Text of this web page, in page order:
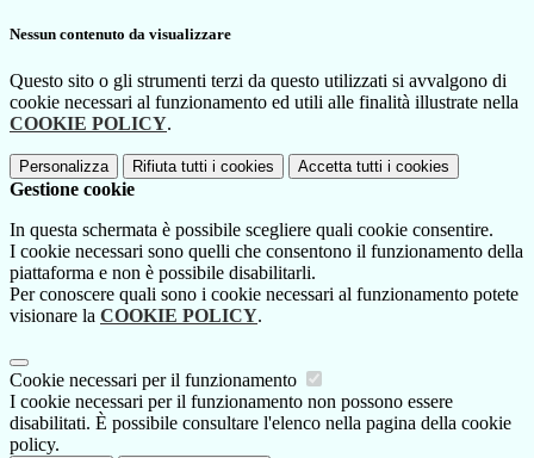
Nessun contenuto da visualizzare
Questo sito o gli strumenti terzi da questo utilizzati si avvalgono di
cookie necessari al funzionamento ed utili alle finalità illustrate nella
COOKIE POLICY.
Personalizza Rifiuta tutti i cookies Accetta tutti i cookies
Gestione cookie
In questa schermata è possibile scegliere quali cookie consentire.
I cookie necessari sono quelli che consentono il funzionamento della
piattaforma e non è possibile disabilitarli.
Per conoscere quali sono i cookie necessari al funzionamento potete
visionare la COOKIE POLICY.
Cookie necessari per il funzionamento
I cookie necessari per il funzionamento non possono essere
disabilitati. È possibile consultare l'elenco nella pagina della cookie
policy.